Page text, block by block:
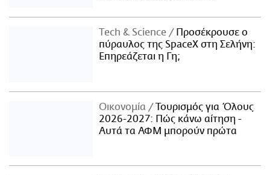
Τech & Science
Προσέκρουσε ο
πύραυλος της SpaceX στη Σελήνη:
Επηρεάζεται η Γη;
Οικονομία
Τουρισμός για Όλους
2026-2027: Πώς κάνω αίτηση -
Αυτά τα ΑΦΜ μπορούν πρώτα